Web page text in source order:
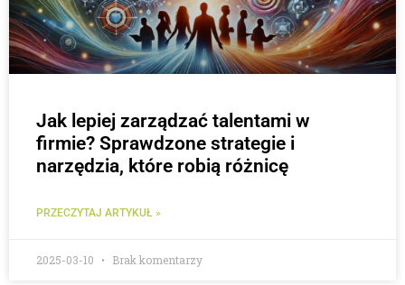
Jak lepiej zarządzać talentami w
firmie? Sprawdzone strategie i
narzędzia, które robią różnicę
PRZECZYTAJ ARTYKUŁ »
2025-03-10 Brak komentarzy